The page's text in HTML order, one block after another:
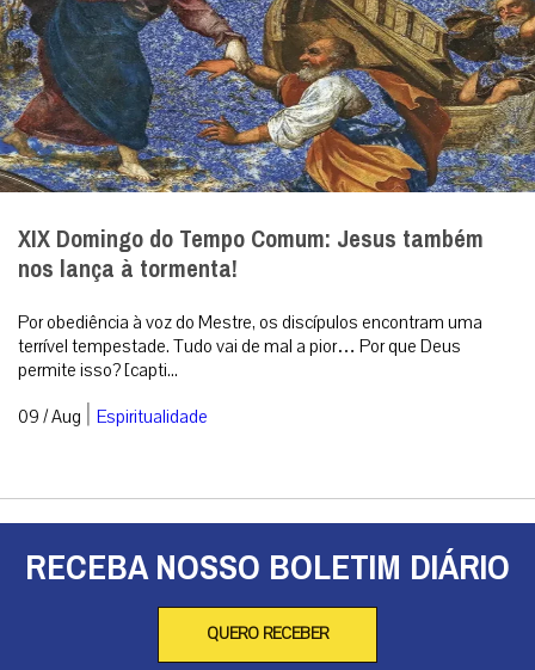
XIX Domingo do Tempo Comum: Jesus também
nos lança à tormenta!
Por obediência à voz do Mestre, os discípulos encontram uma
terrível tempestade. Tudo vai de mal a pior… Por que Deus
permite isso? [capti...
09 / Aug | Espiritualidade
RECEBA NOSSO BOLETIM DIÁRIO
QUERO RECEBER